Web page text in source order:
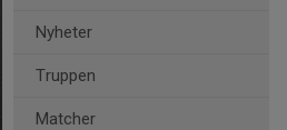
Nyheter
Truppen
Matcher